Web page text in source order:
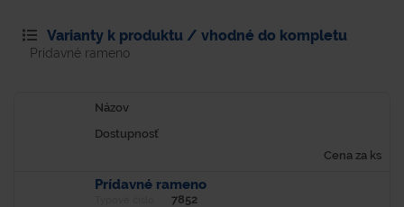
Varianty k produktu / vhodné do kompletu
Prídavné rameno
Názov
Dostupnosť
Cena za ks
Prídavné rameno
7852